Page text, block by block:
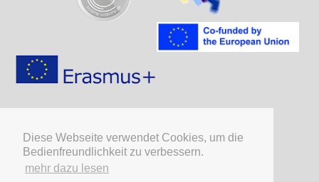
Diese Webseite verwendet Cookies, um die
Bedienfreundlichkeit zu verbessern.
mehr dazu lesen